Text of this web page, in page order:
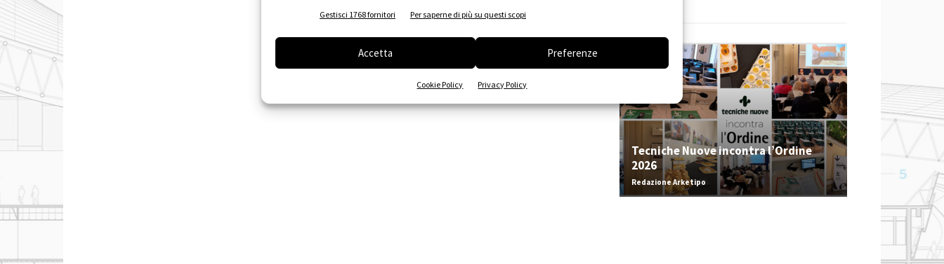
Gestisci 1768 fornitori Per saperne di più su questi scopi
Accetta Preferenze
Cookie Policy Privacy Policy
Tecniche Nuove incontra l’Ordine
2026
Redazione Arketipo